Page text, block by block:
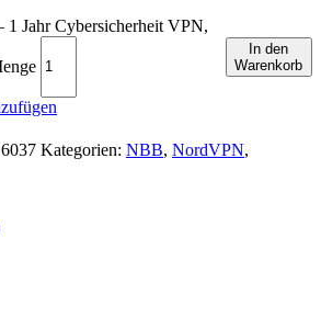
Jahr Cybersicherheit VPN,
In den
Warenkorb
Kategorien: NBB, NordVPN,